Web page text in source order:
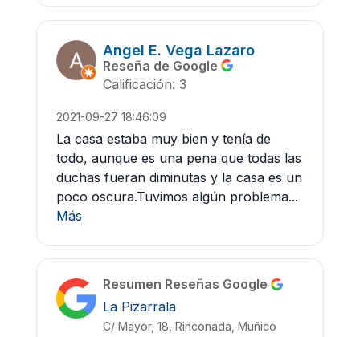
Angel E. Vega Lazaro
Reseña de Google
Calificación: 3
2021-09-27 18:46:09
La casa estaba muy bien y tenía de
todo, aunque es una pena que todas las
duchas fueran diminutas y la casa es un
poco oscura.Tuvimos algún problema...
Más
Resumen Reseñas Google
La Pizarrala
C/ Mayor, 18, Rinconada, Muñico